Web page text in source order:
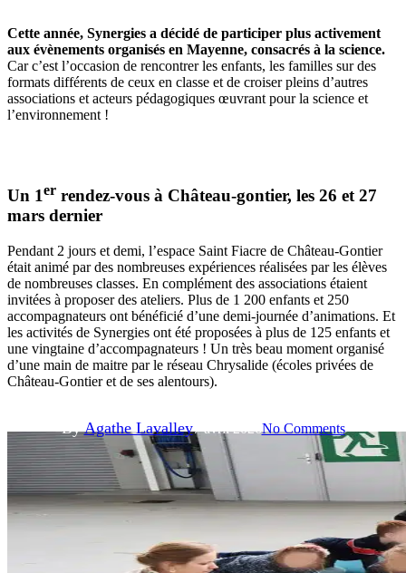
Actualités Eduquer à la maitrise de l'énergie et du DD
La saison des « Forum Sciences
» est ouverte !
By Agathe Lavalley7 avril 2026No Comments
Cette année, Synergies a décidé de participer plus activement
aux évènements organisés en Mayenne, consacrés à la science.
Car c’est l’occasion de rencontrer les enfants, les familles sur des
formats différents de ceux en classe et de croiser pleins d’autres
associations et acteurs pédagogiques œuvrant pour la science et
l’environnement !
Un 1er rendez-vous à Château-gontier, les 26 et 27
mars dernier
Pendant 2 jours et demi, l’espace Saint Fiacre de Château-Gontier
était animé par des nombreuses expériences réalisées par les élèves
de nombreuses classes. En complément des associations étaient
invitées à proposer des ateliers. Plus de 1 200 enfants et 250
accompagnateurs ont bénéficié d’une demi-journée d’animations. Et
les activités de Synergies ont été proposées à plus de 125 enfants et
une vingtaine d’accompagnateurs ! Un très beau moment organisé
d’une main de maitre par le réseau Chrysalide (écoles privées de
Château-Gontier et de ses alentours).